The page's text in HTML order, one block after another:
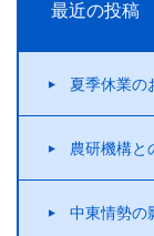
最近の投稿
夏季休業の
農研機構との
中東情勢の